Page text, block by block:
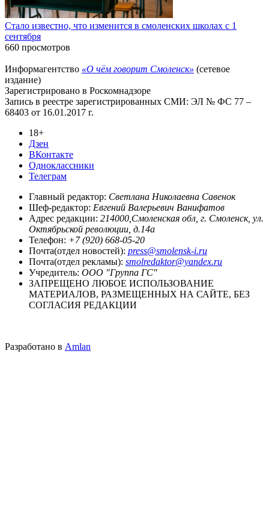
Стало известно, что изменится в смоленских школах с 1
сентября
660 просмотров
Информагентство «О чём говорит Смоленск» (сетевое
издание)
Зарегистрировано в Роскомнадзоре
Запись в реестре зарегистрированных СМИ: ЭЛ № ФС 77 –
68403 от 16.01.2017 г.
18+
Дзен
ВКонтакте
Одноклассники
Телеграм
Главный редактор: Светлана Николаевна Савенок
Шеф-редактор: Евгений Валерьевич Ванифатов
Адрес редакции: 214000,Смоленская обл, г. Смоленск, ул.
Октябрьской революции, д.14а
Телефон: +7 (920) 668-05-20
Почта(отдел новостей): press@smolensk-i.ru
Почта(отдел рекламы): smolredaktor@yandex.ru
Учредитель: ООО "Группа ГС"
ЗАПРЕЩЕНО ЛЮБОЕ ИСПОЛЬЗОВАНИЕ
МАТЕРИАЛОВ, РАЗМЕЩЕННЫХ НА САЙТЕ, БЕЗ
СОГЛАСИЯ РЕДАКЦИИ
Разработано в Amlan